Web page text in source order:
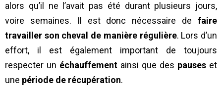
alors qu’il ne l’avait pas été durant plusieurs jours,
voire semaines. Il est donc nécessaire de faire
travailler son cheval de manière régulière. Lors d’un
effort, il est également important de toujours
respecter un échauffement ainsi que des pauses et
une période de récupération.